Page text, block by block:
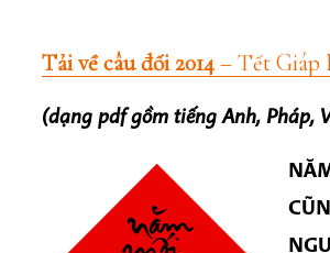
Tải về câu đối 2014– Tết Giáp
(dạng pdf gồm tiếng Anh, Pháp,